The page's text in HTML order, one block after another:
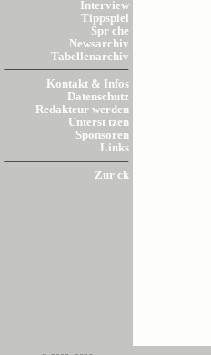
Interview
Tippspiel
Spr che
Newsarchiv
Tabellenarchiv
Kontakt & Infos
Datenschutz
Redakteur werden
Unterst tzen
Sponsoren
Links
Zur ck